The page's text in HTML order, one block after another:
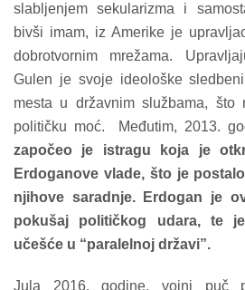
slabljenjem sekularizma i
bivši imam, iz Amerike je
dobrotvornim mrežama.
Gulen je svoje ideološke
mesta u državnim službama, što
političku moć. Međutim, 2013.
započeo je istragu koja je
Erdoganove vlade, što je
njihove saradnje. Erdogan je
pokušaj političkog udara, te
učešće u “paralelnoj državi”.
Jula 2016. godine, vojni puč